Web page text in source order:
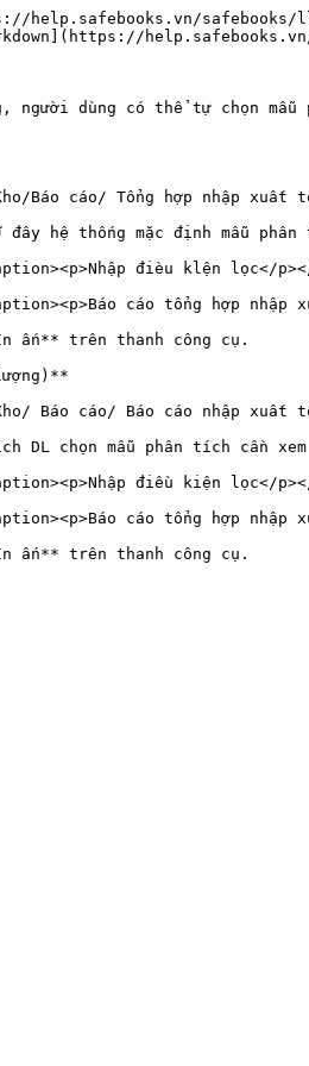
safebooks/
dùng có thể tự chọn
Báo cáo/ Tổng hợp nhập
hệ thống mặc định mẫu
đièu klện lọc</
cáo tổng hợp
ấn** trên thanh công cụ.
Báo cáo/ Báo cáo nhập xuất
DL chọn mẫu phân tích cần
điều kiện lọc</
cáo tổng hợp